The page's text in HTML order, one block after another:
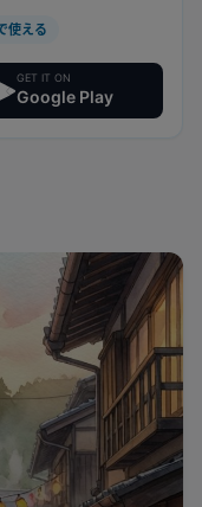
使える
GET IT ON
Google Play